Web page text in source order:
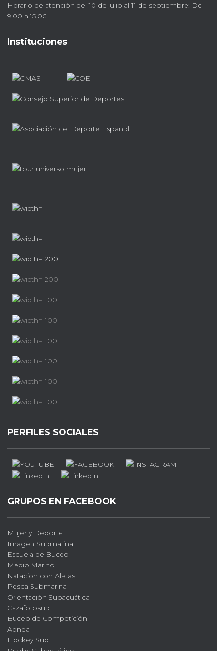
Horario de atención del 10 de julio al 11 de septiembre: De
9.00 a 15.00
Instituciones
PERFILES SOCIALES
GRUPOS EN FACEBOOK
Mujer y Deporte
Imagen Submarina
Escuela de Buceo
Medio Marino
Natacion con Aletas
Pesca Submarina
Orientación Subacuática
Cazafotosub
Buceo de Competición
Apnea
Hockey Sub